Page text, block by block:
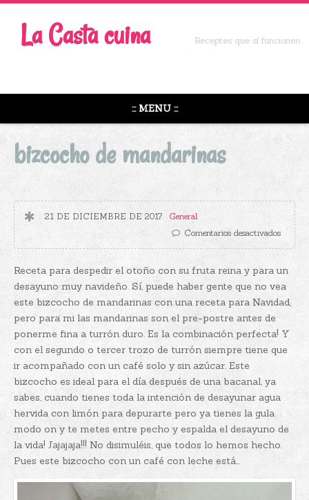
La Casta cuina Receptes que sí funcionen.
::: MENU :::
bizcocho de mandarinas
21 DE DICIEMBRE DE 2017
General
Comentarios desactivadosen
Receta para despedir el otoño con su fruta reina y para un
desayuno muy navideño. Sí, puede haber gente que no vea
este bizcocho de mandarinas con una receta para Navidad,
pero para mi las mandarinas son el pre-postre antes de
ponerme fina a turrón duro. Es la combinación perfecta! Y
con el segundo o tercer trozo de turrón siempre tiene que
ir acompañado con un café solo y sin azúcar. Este
bizcocho es ideal para el día después de una bacanal, ya
sabes, cuando tienes toda la intención de desayunar agua
hervida con limón para depurarte pero ya tienes la gula
modo on y te metes entre pecho y espalda el desayuno de
la vida! Jajajaja!!! No disimuléis, que todos lo hemos hecho.
Pues este bizcocho con un café con leche está…